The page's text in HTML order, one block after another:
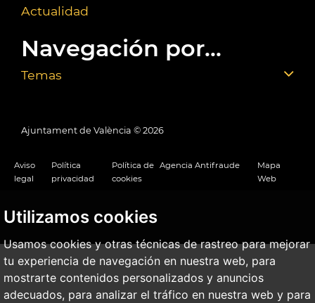
Utilizamos cookies
Usamos cookies y otras técnicas de rastreo para mejorar
tu experiencia de navegación en nuestra web, para
mostrarte contenidos personalizados y anuncios
adecuados, para analizar el tráfico en nuestra web y para
Actualidad
Navegación por...
Temas
Ajuntament de València © 2026
Aviso
legal
Política
privacidad
Política de
cookies
Agencia Antifraude
Mapa
Web